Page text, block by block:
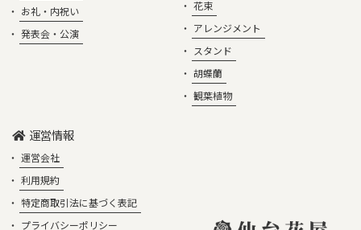
お礼・内祝い
発表会・公演
花束
アレンジメント
スタンド
胡蝶蘭
観葉植物
運営情報
運営会社
利用規約
特定商取引法に基づく表記
プライバシーポリシー